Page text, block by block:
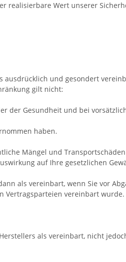
realisierbare Wert unserer
und gesondert
gilt nicht:
der Gesundheit und bei
haben.
Mängel und
auf Ihre gesetzlichen
als vereinbart, wenn Sie vor
Vertragsparteien vereinbart wurde.
als vereinbart, nicht